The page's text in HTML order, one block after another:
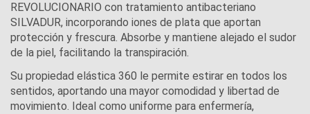
REVOLUCIONARIO con tratamiento antibacteriano
SILVADUR, incorporando iones de plata que aportan
protección y frescura. Absorbe y mantiene alejado el sudor
de la piel, facilitando la transpiración.
Su propiedad elástica 360 le permite estirar en todos los
sentidos, aportando una mayor comodidad y libertad de
movimiento. Ideal como uniforme para enfermería,